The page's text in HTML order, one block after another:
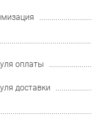
оплаты
доставки